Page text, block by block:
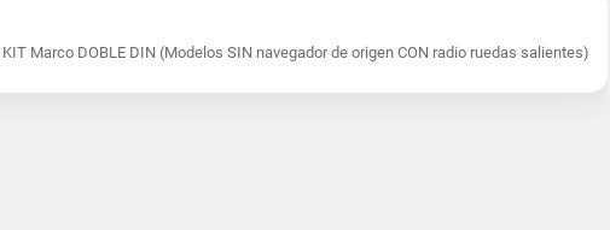
Marco DOBLE DIN (Modelos SIN navegador de origen CON radio ruedas salientes)